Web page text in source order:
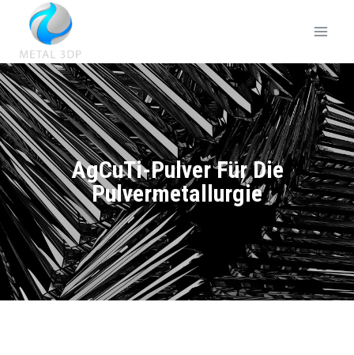
AgCuTi-Pulver Für Die
Pulvermetallurgie